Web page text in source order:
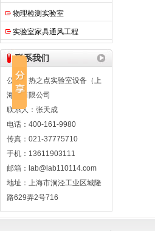
物理检测实验室
实验室家具通风工程
联系我们
公司：热之点实验室设备（上
海）有限公司
联系人：张天成
电话：400-161-9980
传真：021-37775710
手机：13611903111
邮箱：lab@lab110114.com
地址：上海市洞泾工业区城隆
路629弄2号716